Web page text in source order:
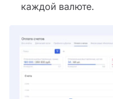
каждой валюте.